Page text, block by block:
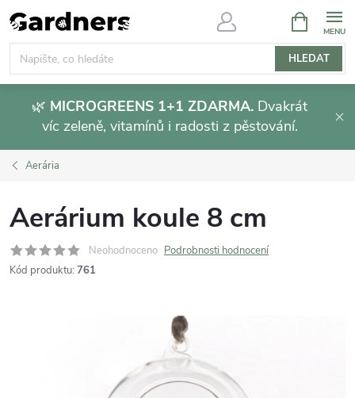
Přejít
na
obsah
HLEDAT
NÁKUPNÍ
KOŠÍK
🌿 MICROGREENS 1+1 ZDARMA. Dvakrát
víc zeleně, vitamínů i radosti z pěstování.
Aerária
Aerárium koule 8 cm
Neohodnoceno Podrobnosti hodnocení
Kód produktu: 761